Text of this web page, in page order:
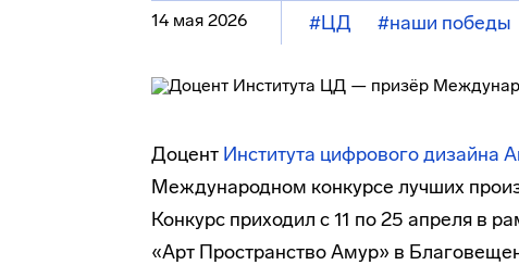
14 мая 2026 #ЦД #наши победы
Доцент Института цифрового дизайна
Международном конкурсе лучших
Конкурс приходил с 11 по 25 апреля в
«Арт Пространство Амур» в